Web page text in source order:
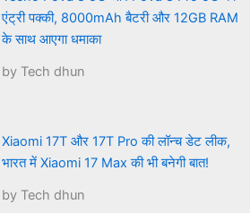
एंट्री पक्की, 8000mAh बैटरी और 12GB RAM
के साथ आएगा धमाका
by Tech dhun
Xiaomi 17T और 17T Pro की लॉन्च डेट लीक,
भारत में Xiaomi 17 Max की भी बनेगी बात!
by Tech dhun